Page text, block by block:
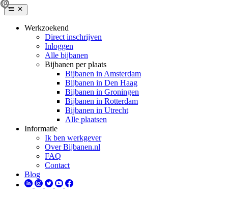
Werkzoekend
Direct inschrijven
Inloggen
Alle bijbanen
Bijbanen per plaats
Bijbanen in Amsterdam
Bijbanen in Den Haag
Bijbanen in Groningen
Bijbanen in Rotterdam
Bijbanen in Utrecht
Alle plaatsen
Informatie
Ik ben werkgever
Over Bijbanen.nl
FAQ
Contact
Blog